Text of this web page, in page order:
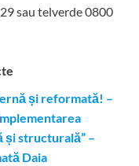
sau telverde 0800
și reformată! –
și structurală” –
Daia